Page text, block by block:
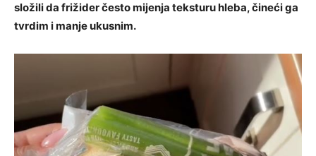
složili da frižider često mijenja teksturu hleba, čineći ga
tvrdim i manje ukusnim.